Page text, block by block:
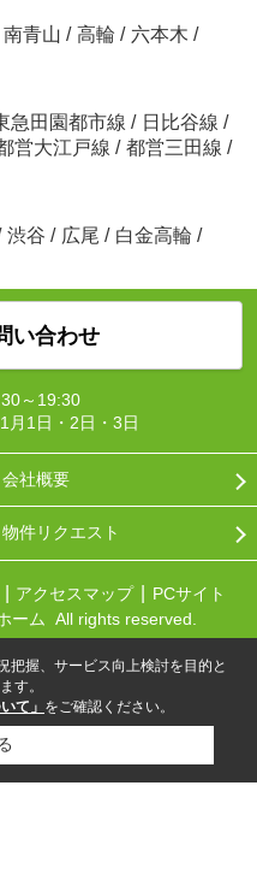
南青山 / 高輪 / 六本木 /
急田園都市線 / 日比谷線 /
営大江戸線 / 都営三田線 /
渋谷 / 広尾 / 白金高輪 /
い合わせ
～19:30
月1日・2日・3日
会社概要
物件リクエスト
アクセスマップ
PCサイト
ーム All rights reserved.
把握、サービス向上検討を目的と
す。
て」 をご確認ください。